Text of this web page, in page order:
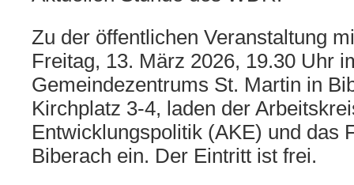
Zu der öffentlichen Veranstaltung
Freitag, 13. März 2026, 19.30 Uhr
Gemeindezentrums St. Martin in
Kirchplatz 3-4, laden der
Entwicklungspolitik (AKE) und das
Biberach ein. Der Eintritt ist frei.